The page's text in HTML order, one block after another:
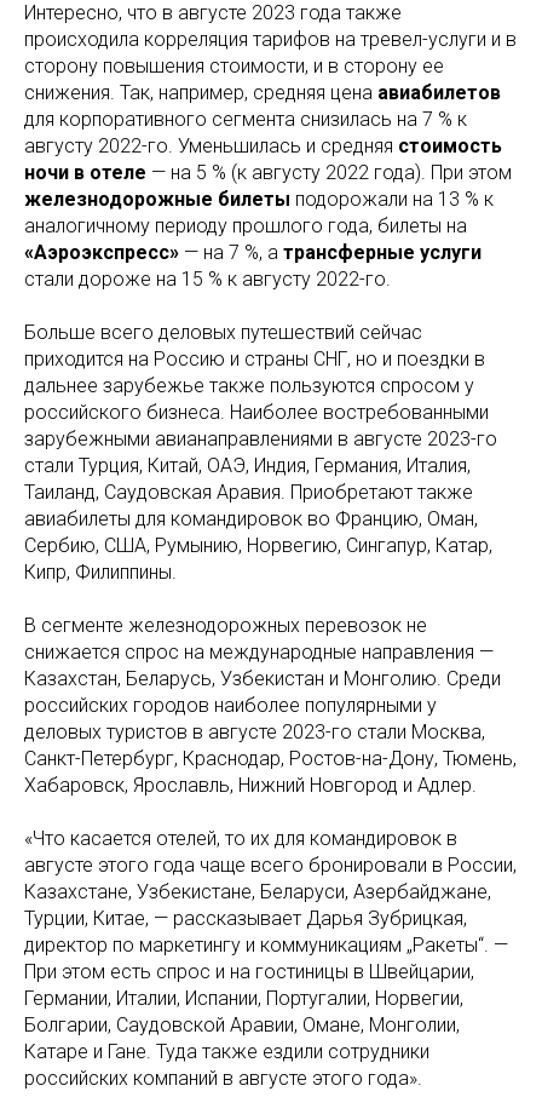
Интересно, что в августе 2023 года также
происходила корреляция тарифов на тревел-услуги и в
сторону повышения стоимости, и в сторону ее
снижения. Так, например, средняя цена авиабилетов
для корпоративного сегмента снизилась на 7 % к
августу 2022-го. Уменьшилась и средняя стоимость
ночи в отеле — на 5 % (к августу 2022 года). При этом
железнодорожные билеты подорожали на 13 % к
аналогичному периоду прошлого года, билеты на
«Аэроэкспресс» — на 7 %, а трансферные услуги
стали дороже на 15 % к августу 2022-го.
Больше всего деловых путешествий сейчас
приходится на Россию и страны СНГ, но и поездки в
дальнее зарубежье также пользуются спросом у
российского бизнеса. Наиболее востребованными
зарубежными авианаправлениями в августе 2023-го
стали Турция, Китай, ОАЭ, Индия, Германия, Италия,
Таиланд, Саудовская Аравия. Приобретают также
авиабилеты для командировок во Францию, Оман,
Сербию, США, Румынию, Норвегию, Сингапур, Катар,
Кипр, Филиппины.
В сегменте железнодорожных перевозок не
снижается спрос на международные направления —
Казахстан, Беларусь, Узбекистан и Монголию. Среди
российских городов наиболее популярными у
деловых туристов в августе 2023-го стали Москва,
Санкт-Петербург, Краснодар, Ростов-на-Дону, Тюмень,
Хабаровск, Ярославль, Нижний Новгород и Адлер.
«Что касается отелей, то их для командировок в
августе этого года чаще всего бронировали в России,
Казахстане, Узбекистане, Беларуси, Азербайджане,
Турции, Китае, — рассказывает Дарья Зубрицкая,
директор по маркетингу и коммуникациям „Ракеты“. —
При этом есть спрос и на гостиницы в Швейцарии,
Германии, Италии, Испании, Португалии, Норвегии,
Болгарии, Саудовской Аравии, Омане, Монголии,
Катаре и Гане. Туда также ездили сотрудники
российских компаний в августе этого года».